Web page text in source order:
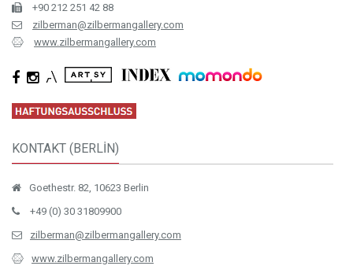
+90 212 251 42 88
zilberman@zilbermangallery.com
www.zilbermangallery.com
KONTAKT (BERLİN)
Goethestr. 82, 10623 Berlin
+49 (0) 30 31809900
zilberman@zilbermangallery.com
www.zilbermangallery.com